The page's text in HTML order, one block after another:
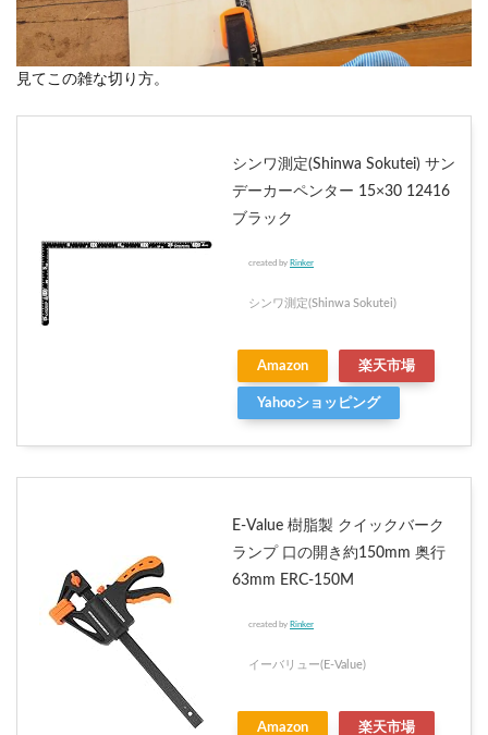
見てこの雑な切り方。
シンワ測定(Shinwa Sokutei) サン
デーカーペンター 15×30 12416
ブラック
created by Rinker
シンワ測定(Shinwa Sokutei)
Amazon 楽天市場
Yahooショッピング
E-Value 樹脂製 クイックバーク
ランプ 口の開き約150mm 奥行
63mm ERC-150M
created by Rinker
イーバリュー(E-Value)
Amazon 楽天市場